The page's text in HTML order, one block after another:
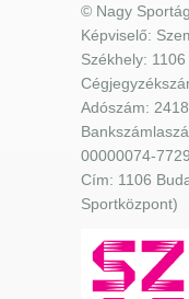
© Nagy
Képviselő:
Székhely:
Adószám:
00000074-
Cím: 1106
Sportközpont)